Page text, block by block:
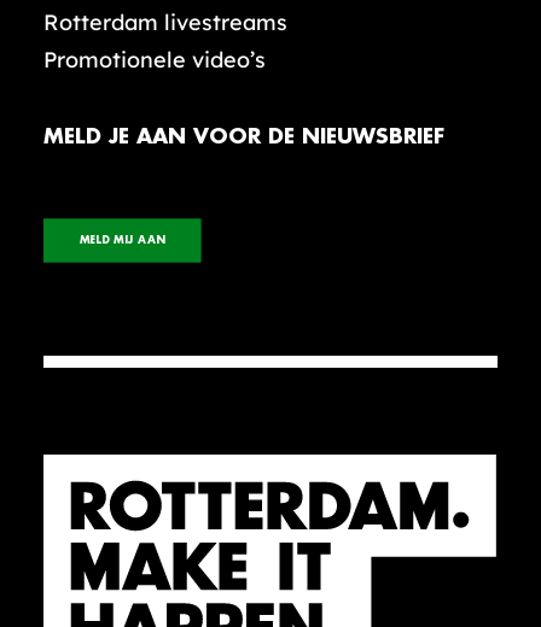
Rotterdam livestreams
Promotionele video’s
MELD JE AAN VOOR DE NIEUWSBRIEF
MELD MIJ AAN